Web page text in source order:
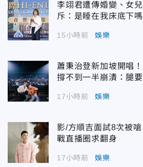
李翊君遭傳婚變、女
斥：是睡在我床底下嗎
15小時前 娛樂
蕭秉治登新加坡開唱
撐不到一半崩潰：腿
17小時前 娛樂
影/方順吉面試8次被
戰直播圈求翻身
17小時前 娛樂